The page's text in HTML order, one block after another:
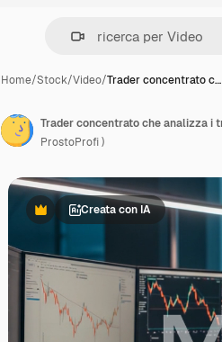
Home/Stock/Video/Trader concentrato c…
PremiumCreata con IA
ProstoProfi )